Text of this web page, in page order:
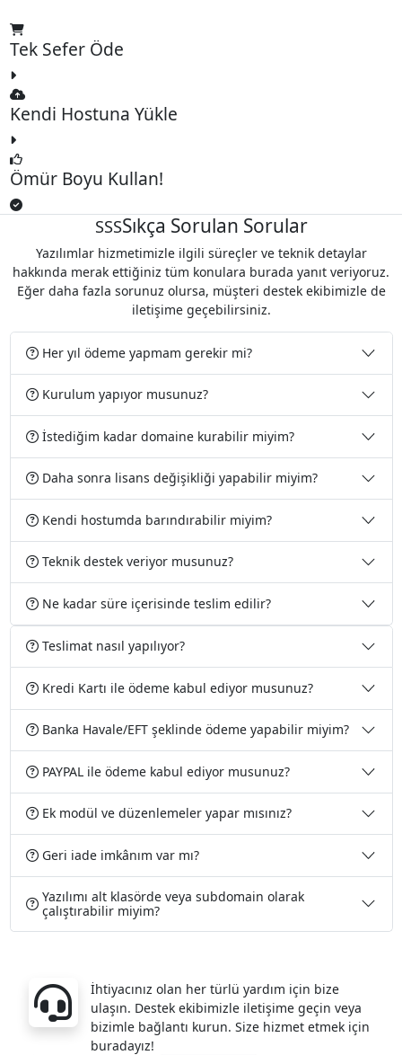
Tek Sefer Öde
Kendi Hostuna Yükle
Ömür Boyu Kullan!
SSSSıkça Sorulan Sorular
Yazılımlar hizmetimizle ilgili süreçler ve teknik detaylar
hakkında merak ettiğiniz tüm konulara burada yanıt veriyoruz.
Eğer daha fazla sorunuz olursa, müşteri destek ekibimizle de
iletişime geçebilirsiniz.
Her yıl ödeme yapmam gerekir mi?
Kurulum yapıyor musunuz?
İstediğim kadar domaine kurabilir miyim?
Daha sonra lisans değişikliği yapabilir miyim?
Kendi hostumda barındırabilir miyim?
Teknik destek veriyor musunuz?
Ne kadar süre içerisinde teslim edilir?
Teslimat nasıl yapılıyor?
Kredi Kartı ile ödeme kabul ediyor musunuz?
Banka Havale/EFT şeklinde ödeme yapabilir miyim?
PAYPAL ile ödeme kabul ediyor musunuz?
Ek modül ve düzenlemeler yapar mısınız?
Geri iade imkânım var mı?
Yazılımı alt klasörde veya subdomain olarak
çalıştırabilir miyim?
İhtiyacınız olan her türlü yardım için bize
ulaşın. Destek ekibimizle iletişime geçin veya
bizimle bağlantı kurun. Size hizmet etmek için
buradayız!